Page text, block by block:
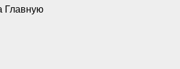
Главную